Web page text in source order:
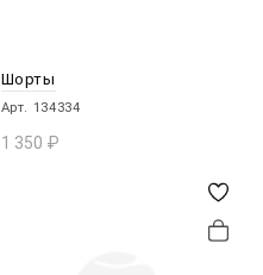
Шорты
Арт. 134334
1 350 ₽